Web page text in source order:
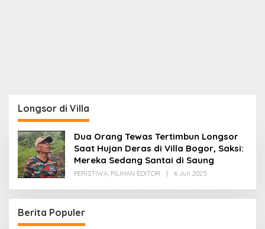
Longsor di Villa
Dua Orang Tewas Tertimbun Longsor
Saat Hujan Deras di Villa Bogor, Saksi:
Mereka Sedang Santai di Saung
PERISTIWA, PILIHAN EDITOR 6 Juli 2025
Berita Populer